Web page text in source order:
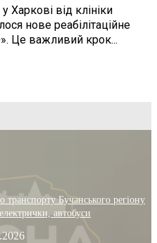
Харкові від клініки
Це важливий крок...
транспорту Бучанського регіону
автобуси